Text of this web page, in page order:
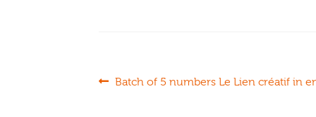
Navigation
Article
Batch of 5 numbers Le Lien créatif in